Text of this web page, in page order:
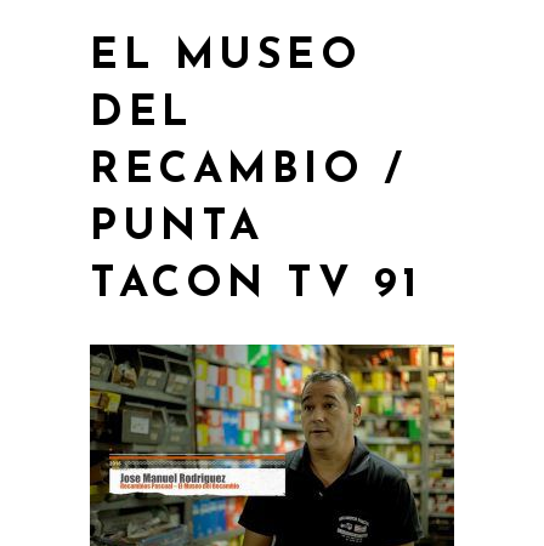
EL MUSEO
DEL
RECAMBIO /
PUNTA
TACON TV 91